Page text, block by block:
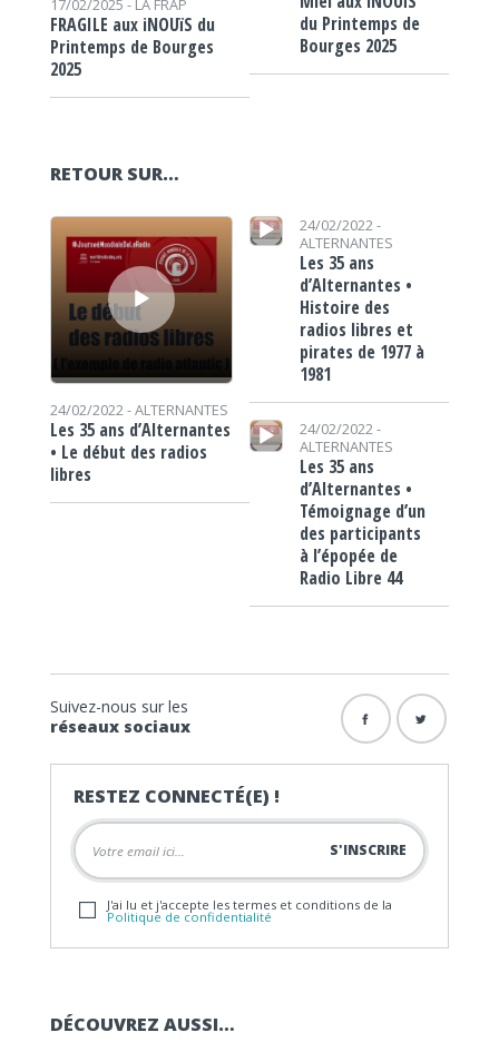
FRAGILE aux iNOUïS du
Printemps de Bourges
2025
du Printemps de
Bourges 2025
RETOUR SUR…
Lecteur audio
24/02/2022 -ALTERNANTES
Les 35 ans d’Alternantes
• Le début des radios
libres
Lecteur audio
24/02/2022 -
ALTERNANTES
Les 35 ans
d’Alternantes •
Histoire des
radios libres et
pirates de 1977 à
1981
Lecteur audio
24/02/2022 -
ALTERNANTES
Les 35 ans
d’Alternantes •
Témoignage d’un
des participants
à l’épopée de
Radio Libre 44
Suivez-nous sur les
réseaux sociaux
RESTEZ CONNECTÉ(E) !
J'ai lu et j'accepte les termes et conditions de la
Politique de confidentialité
DÉCOUVREZ AUSSI…